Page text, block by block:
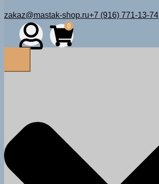
zakaz@mastak-shop.ru+7 (916) 771-13-74
0